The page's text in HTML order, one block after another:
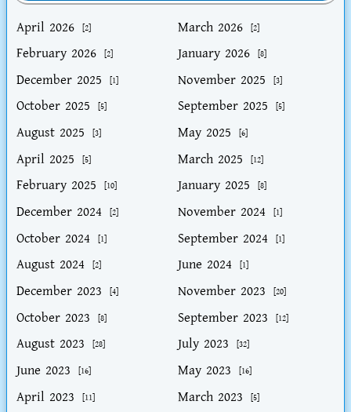
April 2026
[2] March 2026 [2]
February 2026 [2] January 2026 [8]
December 2025 [1] November 2025 [3]
October 2025 [5] September 2025 [5]
August 2025 [3] May 2025 [6]
April 2025 [5] March 2025 [12]
February 2025 [10] January 2025 [8]
December 2024 [2] November 2024 [1]
October 2024 [1] September 2024 [1]
August 2024 [2] June 2024 [1]
December 2023 [4] November 2023 [20]
October 2023 [8] September 2023 [12]
August 2023 [28] July 2023 [32]
June 2023 [16] May 2023 [16]
April 2023 [11] March 2023 [5]